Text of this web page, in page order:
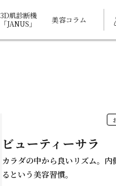
3D肌診断機
「JANUS」
美容コラム
ビューティーサラ
カラダの中から良いリズム。内
るという美容習慣。